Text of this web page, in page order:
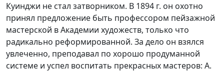
Куинджи не стал затворником. В 1894 г. он охотно
принял предложение быть профессором пейзажной
мастерской в Академии художеств, только что
радикально реформированной. За дело он взялся
увлеченно, преподавал по хорошо продуманной
системе и успел воспитать прекрасных мастеров: А.